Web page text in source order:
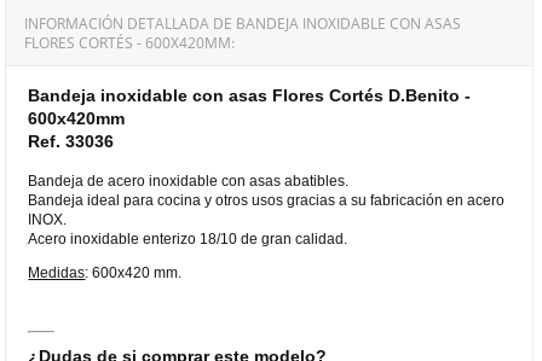
INFORMACIÓN DETALLADA DE BANDEJA INOXIDABLE CON ASAS
FLORES CORTÉS - 600X420MM:
Bandeja inoxidable con asas Flores Cortés D.Benito -
600x420mm
Ref. 33036
Bandeja de acero inoxidable con asas abatibles.
Bandeja ideal para cocina y otros usos gracias a su fabricación en acero
INOX.
Acero inoxidable enterizo 18/10 de gran calidad.
Medidas: 600x420 mm.
¿Dudas de si comprar este modelo?